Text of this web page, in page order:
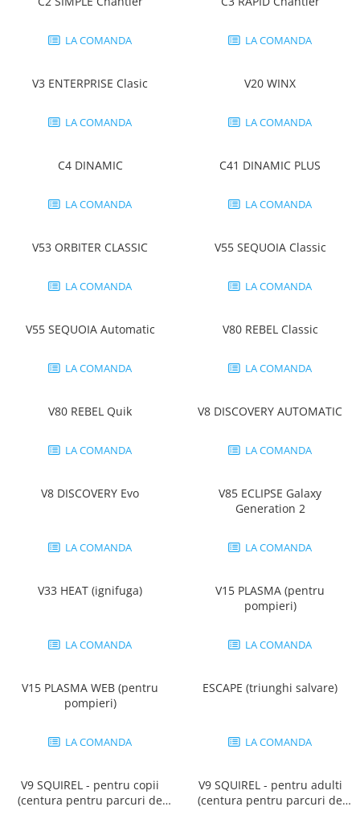
Impermeabila
impermeabile
Jachete / Bluze salopeta
Pelerine de ploaie
Industria alimentara
Pantaloni de lucru
Pantaloni de lucru in talie
Pantaloni de protectie
Pentru copii
Veste de lucru
Bluze pentru femei
Pantaloni de lucru in talie
Veste de lucru
LA COMANDA LA COMANDA
V3 ENTERPRISE Clasic
LA COMANDA
V20 WINX
LA COMANDA
C4 DINAMIC
LA COMANDA
C41 DINAMIC PLUS
LA COMANDA
V53 ORBITER CLASSIC
LA COMANDA
V55 SEQUOIA Classic
LA COMANDA
V55 SEQUOIA Automatic
LA COMANDA
V80 REBEL Classic
LA COMANDA
V80 REBEL Quik
LA COMANDA
V8 DISCOVERY AUTOMATIC
LA COMANDA
V8 DISCOVERY Evo
LA COMANDA
V85 ECLIPSE Galaxy
Generation 2
LA COMANDA
V33 HEAT (ignifuga)
LA COMANDA
V15 PLASMA (pentru
pompieri)
LA COMANDA
V15 PLASMA WEB (pentru
pompieri)
LA COMANDA
ESCAPE (triunghi salvare)
LA COMANDA
V9 SQUIREL - pentru copii
(centura pentru parcuri de
V9 SQUIREL - pentru adulti
(centura pentru parcuri de